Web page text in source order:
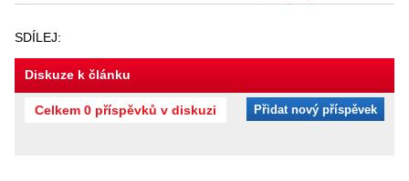
SDÍLEJ:
Diskuze k článku
Celkem 0 příspěvků v diskuzi Přidat nový příspěvek